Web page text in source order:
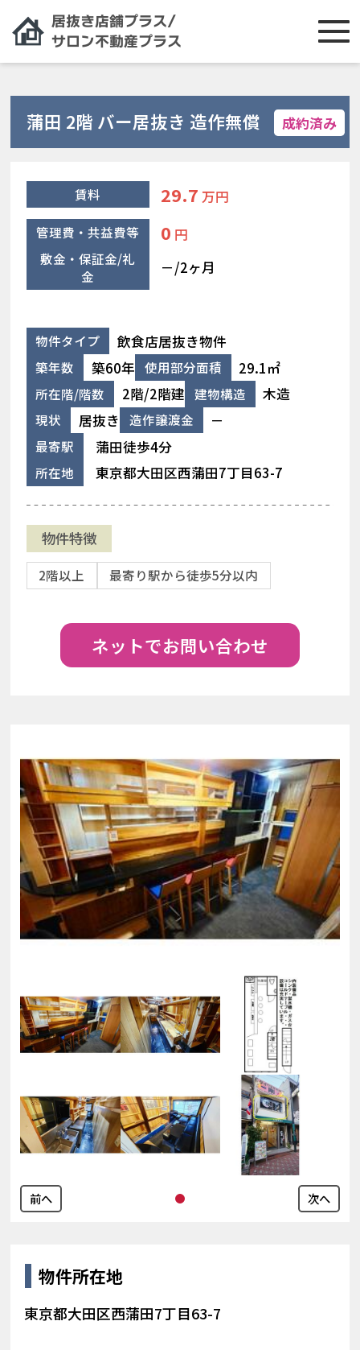
蒲田 2階 バー居抜き 造作無償 成約済み
賃料 29.7 万円
管理費・共益費等 0 円
敷金・保証金/礼
金
－/2ヶ月
物件タイプ 飲食店居抜き物件
築年数 築60年 使用部分面積 29.1㎡
所在階/階数 2階/2階建 建物構造 木造
現状 居抜き 造作譲渡金 －
最寄駅 蒲田徒歩4分
所在地 東京都大田区西蒲田7丁目63-7
物件特徴
2階以上 最寄り駅から徒歩5分以内
ネットでお問い合わせ
前へ 次へ
物件所在地
東京都大田区西蒲田7丁目63-7